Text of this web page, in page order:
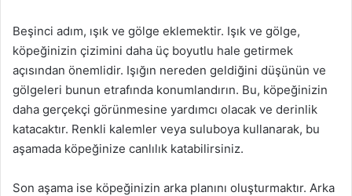
Beşinci adım, ışık ve gölge eklemektir. Işık ve gölge,
köpeğinizin çizimini daha üç boyutlu hale getirmek
açısından önemlidir. Işığın nereden geldiğini düşünün ve
gölgeleri bunun etrafında konumlandırın. Bu, köpeğinizin
daha gerçekçi görünmesine yardımcı olacak ve derinlik
katacaktır. Renkli kalemler veya suluboya kullanarak, bu
aşamada köpeğinize canlılık katabilirsiniz.
Son aşama ise köpeğinizin arka planını oluşturmaktır. Arka